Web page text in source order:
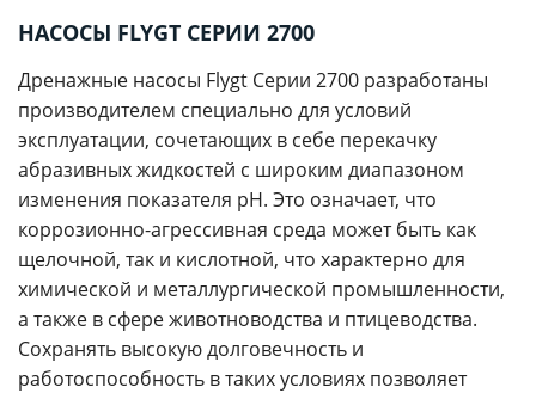
НАСОСЫ FLYGT СЕРИИ 2700
Дренажные насосы Flygt Серии 2700 разработаны
производителем специально для условий
эксплуатации, сочетающих в себе перекачку
абразивных жидкостей с широким диапазоном
изменения показателя pH. Это означает, что
коррозионно-агрессивная среда может быть как
щелочной, так и кислотной, что характерно для
химической и металлургической промышленности,
а также в сфере животноводства и птицеводства.
Сохранять высокую долговечность и
работоспособность в таких условиях позволяет